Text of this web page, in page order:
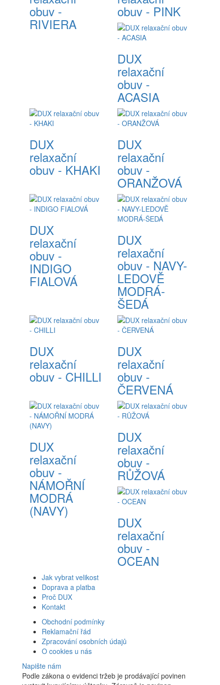
obuv -
RIVIERA
obuv - PINK
DUX
relaxační
obuv -
ACASIA
DUX
relaxační
obuv - KHAKI
DUX
relaxační
obuv -
ORANŽOVÁ
DUX
relaxační
obuv -
INDIGO
FIALOVÁ
DUX
relaxační
obuv - NAVY-
LEDOVĚ
MODRÁ-
ŠEDÁ
DUX
relaxační
obuv - CHILLI
DUX
relaxační
obuv -
ČERVENÁ
DUX
relaxační
obuv -
NÁMOŘNÍ
MODRÁ
(NAVY)
DUX
relaxační
obuv -
RŮŽOVÁ
DUX
relaxační
obuv -
OCEAN
Jak vybrat velikost
Doprava a platba
Proč DUX
Kontakt
Obchodní podmínky
Reklamační řád
Zpracování osobních údajů
O cookies u nás
Napište nám
Podle zákona o evidenci tržeb je prodávající povinen